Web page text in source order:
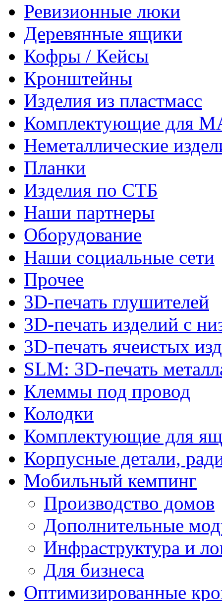
Ревизионные люки
Деревянные ящики
Кофры / Кейсы
Кронштейны
Изделия из пластмасс
Комплектующие для
Неметаллические
Планки
Изделия по СТБ
Наши партнеры
Оборудование
Наши социальные сети
Прочее
3D-печать глушителей
3D-печать изделий с
3D-печать ячеистых
SLM: 3D-печать
Клеммы под провод
Колодки
Комплектующие для
Корпусные детали,
Мобильный кемпинг
Производство домов
Дополнительные
Инфраструктура и
Для бизнеса
Оптимизированные